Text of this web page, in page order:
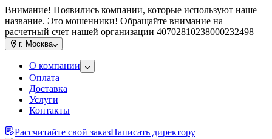
Внимание! Появились компании, которые используют наше
название. Это мошенники! Обращайте внимание на
расчетный счет нашей организации 40702810238000232498
г. Москва
О компании
Оплата
Доставка
Услуги
Контакты
Рассчитайте свой заказНаписать директору